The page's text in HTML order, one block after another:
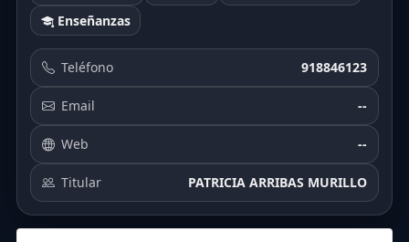
Enseñanzas
Teléfono 918846123
Email --
Web --
Titular PATRICIA ARRIBAS MURILLO